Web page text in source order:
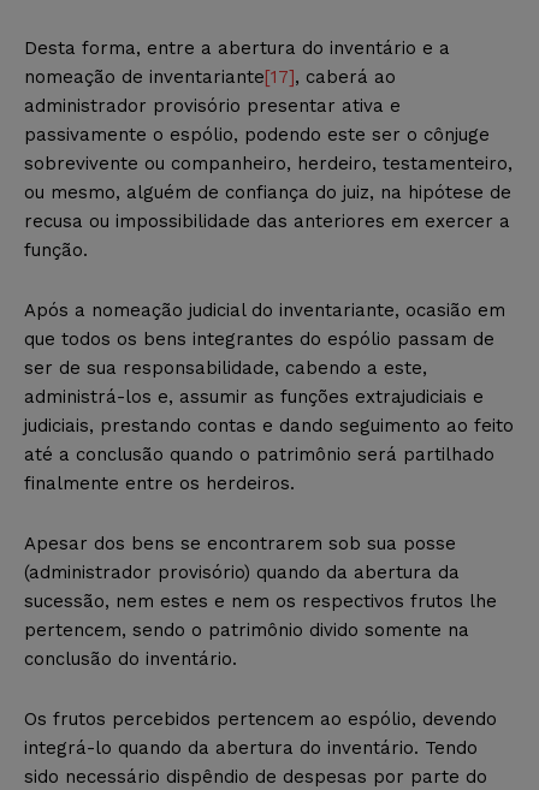
Desta forma, entre a abertura do inventário e a
nomeação de inventariante[17], caberá ao
administrador provisório presentar ativa e
passivamente o espólio, podendo este ser o cônjuge
sobrevivente ou companheiro, herdeiro, testamenteiro,
ou mesmo, alguém de confiança do juiz, na hipótese de
recusa ou impossibilidade das anteriores em exercer a
função.
Após a nomeação judicial do inventariante, ocasião em
que todos os bens integrantes do espólio passam de
ser de sua responsabilidade, cabendo a este,
administrá-los e, assumir as funções extrajudiciais e
judiciais, prestando contas e dando seguimento ao feito
até a conclusão quando o patrimônio será partilhado
finalmente entre os herdeiros.
Apesar dos bens se encontrarem sob sua posse
(administrador provisório) quando da abertura da
sucessão, nem estes e nem os respectivos frutos lhe
pertencem, sendo o patrimônio divido somente na
conclusão do inventário.
Os frutos percebidos pertencem ao espólio, devendo
integrá-lo quando da abertura do inventário. Tendo
sido necessário dispêndio de despesas por parte do